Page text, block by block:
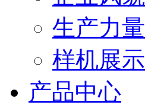
生产力量
样机展示
产品中心